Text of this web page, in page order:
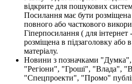
відкрите для пошукових
Посилання має бути розміщена
повного або часткового
Гіперпосилання ( для
розміщена в підзаголовку або
матеріалу.
Новини з позначками
"Регіони", "Гроші", "Влада",
"Спецпроекти", "Промо"